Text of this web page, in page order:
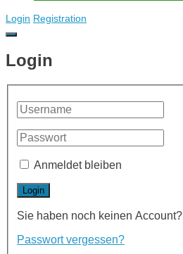
Login Registration
Login
Anmeldet bleiben
Sie haben noch keinen Account?
Passwort vergessen?